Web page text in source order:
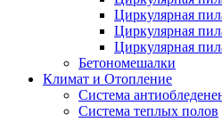
Циркулярная
Циркулярная
Циркулярная
Бетономешалки
Климат и Отопление
Система
Система теплых полов